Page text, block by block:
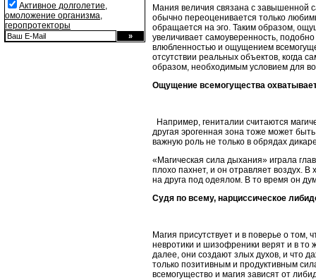
Активное долголетие,
омоложение организма,
геропротекторы
Мания величия связана с завышенной
обычно переоценивается только
обращается на эго. Таким образом,
увеличивает самоуверенность,
влюбленностью и ощущением
отсутствии реальных объектов, когда
образом, необходимым условием для
Ощущение всемогущества
Например, гениталии считаются
другая эрогенная зона тоже может
важную роль не только в обрядах
«Магическая сила дыхания» играла
плохо пахнет, и он отравляет воздух.
на друга под одеялом. В то время он
Судя по всему, нарциссическое
Магия присутствует и в поверье о том,
невротики и шизофреники верят и в то
далее, они создают злых духов, и что
только позитивным и продуктивным
всемогущество и магия зависят от